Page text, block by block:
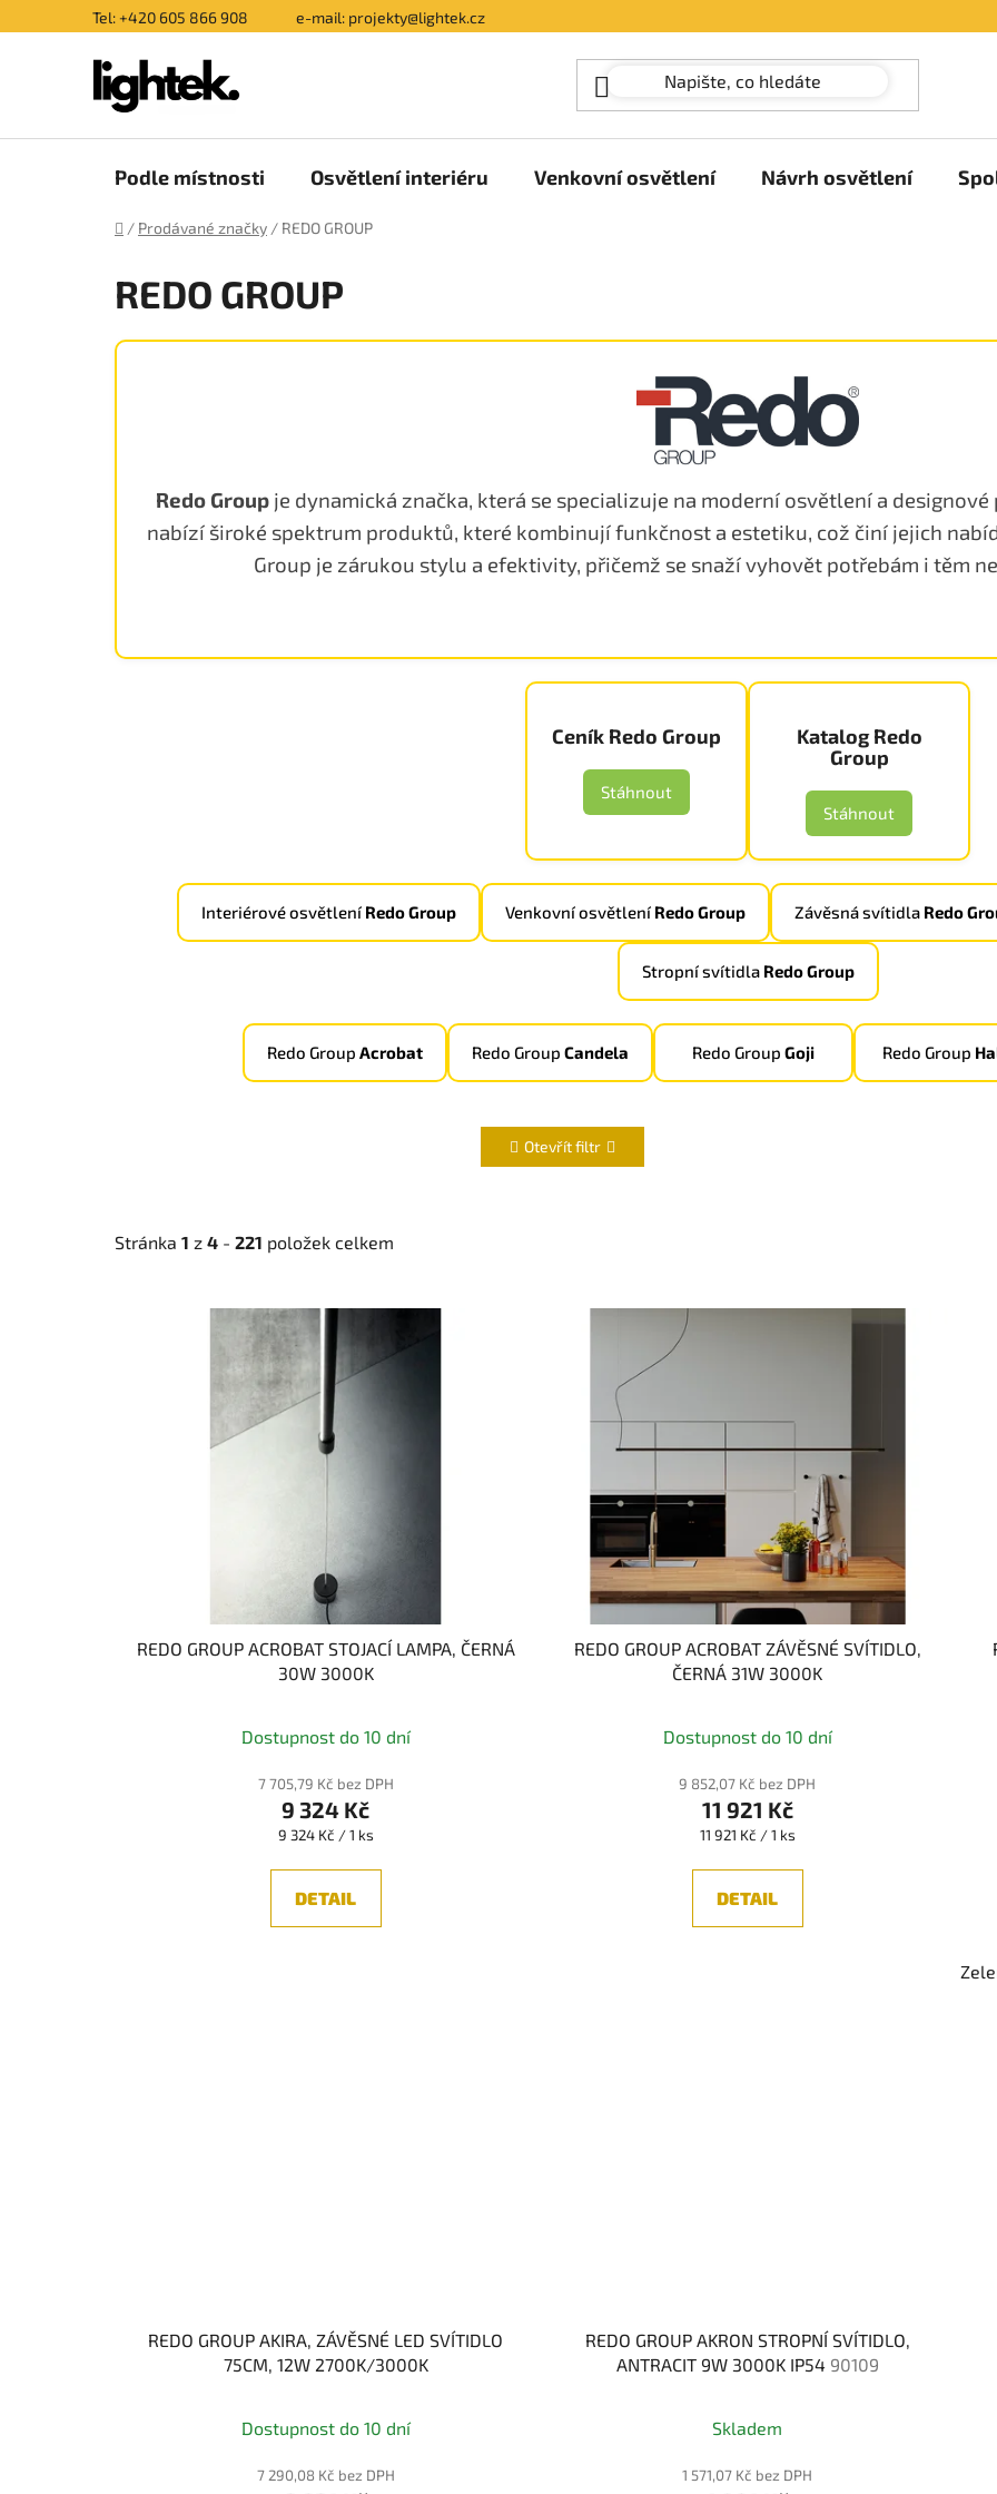
na
Tel: +420 605 866 908 e-mail: projekty@lightek.cz
Podle místnosti Osvětlení interiéru Venkovní osvětlení Návrh osvětlení
Domů
/ Prodávané značky / REDO GROUP
REDO GROUP
Redo Group je dynamická značka, která se specializuje na moderní osvětlení a
nabízí široké spektrum produktů, které kombinují funkčnost a estetiku, což činí jejich
Group je zárukou stylu a efektivity, přičemž se snaží vyhovět potřebám i těm
Ceník Redo Group
Stáhnout
Katalog Redo
Group
Stáhnout
Interiérové osvětlení Redo Group Venkovní osvětlení Redo Group Závěsná svítidla Redo
Stropní svítidla Redo Group
Redo Group Acrobat Redo Group Candela Redo Group Goji Redo Group
Otevřít filtr
Stránka 1 z 4 - 221 položek celkem
REDO GROUP ACROBAT STOJACÍ LAMPA, ČERNÁ
30W 3000K
Dostupnost do 10 dní
7 705,79 Kč bez DPH
9 324 Kč
Měrná
9 324 Kč / 1 ks
DETAIL
REDO GROUP ACROBAT ZÁVĚSNÉ SVÍTIDLO,
ČERNÁ 31W 3000K
Dostupnost do 10 dní
9 852,07 Kč bez DPH
11 921 Kč
Měrná
11 921 Kč / 1 ks
DETAIL
REDO GROUP AKIRA, ZÁVĚSNÉ LED SVÍTIDLO
75CM, 12W 2700K/3000K
Dostupnost do 10 dní
7 290,08 Kč bez DPH
REDO GROUP AKRON STROPNÍ SVÍTIDLO,
ANTRACIT 9W 3000K IP54 90109
Skladem
1 571,07 Kč bez DPH